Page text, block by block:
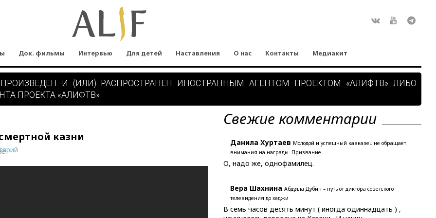
Док. фильмы Интервью Для детей Наставления О нас Контакты Медиакит
И (ИЛИ) РАСПРОСТРАНЕН ИНОСТРАННЫМ АГЕНТОМ ПРОЕКТОМ «АЛИФТВ» ЛИБО
ПРОЕКТА «АЛИФТВ»
казни
Свежие комментарии
Данила Хуртаев Молодой и успешный кавказец не обращает
внимания на награды. Призвание
О, надо же, однофамилец.
Вера Шахнина Абдулла Дубин – путь от диктора советского
телевидения до хаджи
В семь часов десять минут ( иногда одиннадцать ) ,